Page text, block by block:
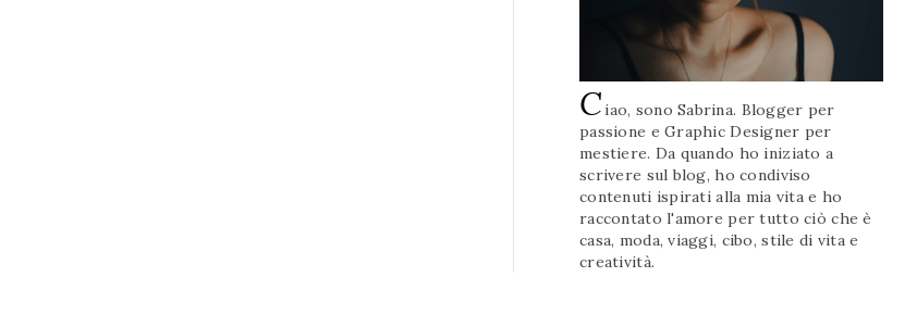
Ciao, sono Sabrina. Blogger per
passione e Graphic Designer per
mestiere. Da quando ho iniziato a
scrivere sul blog, ho condiviso
contenuti ispirati alla mia vita e ho
raccontato l'amore per tutto ciò che è
casa, moda, viaggi, cibo, stile di vita e
creatività.